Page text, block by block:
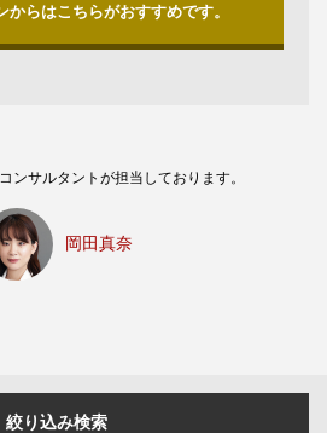
らはこちらがおすすめです。
ンサルタントが担当しております。
岡田真奈
絞り込み検索